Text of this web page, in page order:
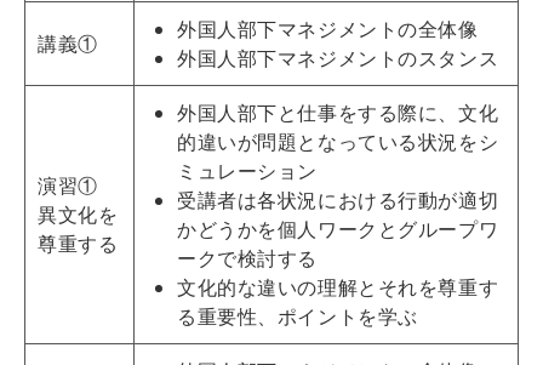
講義①
外国人部下マネジメントの全体像
外国人部下マネジメントのスタンス
演習①
異文化を
尊重する
外国人部下と仕事をする際に、文化
的違いが問題となっている状況をシ
ミュレーション
受講者は各状況における行動が適切
かどうかを個人ワークとグループワ
ークで検討する
文化的な違いの理解とそれを尊重す
る重要性、ポイントを学ぶ